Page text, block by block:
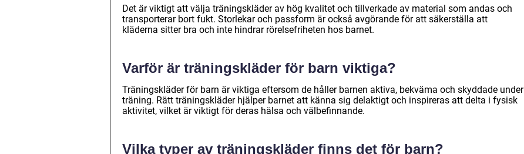
Det är viktigt att välja träningskläder av hög kvalitet och tillverkade av material som andas och
transporterar bort fukt. Storlekar och passform är också avgörande för att säkerställa att
kläderna sitter bra och inte hindrar rörelsefriheten hos barnet.
Varför är träningskläder för barn viktiga?
Träningskläder för barn är viktiga eftersom de håller barnen aktiva, bekväma och skyddade under
träning. Rätt träningskläder hjälper barnet att känna sig delaktigt och inspireras att delta i fysisk
aktivitet, vilket är viktigt för deras hälsa och välbefinnande.
Vilka typer av träningskläder finns det för barn?